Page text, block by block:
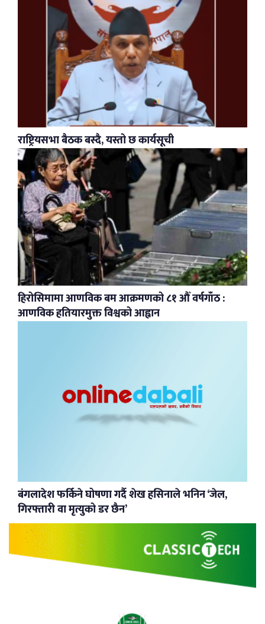
राष्ट्रियसभा बैठक बस्दै, यस्तो छ कार्यसूची
हिरोसिमामा आणविक बम आक्रमणको ८१ औँ वर्षगाँठ :
आणविक हतियारमुक्त विश्वको आह्वान
बंगलादेश फर्किने घोषणा गर्दै शेख हसिनाले भनिन ‘जेल,
गिरफ्तारी वा मृत्युको डर छैन’